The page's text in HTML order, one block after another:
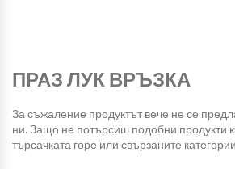
ПРАЗ ЛУК ВРЪЗКА
За съжаление продуктът вече не се
ни. Защо не потърсиш подобни продукти
търсачката горе или свързаните